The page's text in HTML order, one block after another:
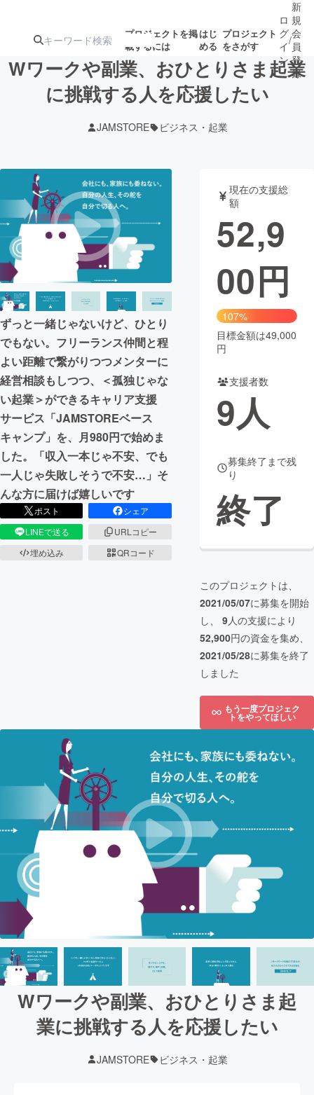
プロジェクトを掲
載するには
はじ
める
プロジェクト
をさがす
ジェクト
募集終了が近いプ
ロジェクト
アート・写真 音楽
テクノロジー・ガジェット ゲーム・
映像・映画 書籍・雑誌
ビジネス・起業 チャレンジ
まちづくり・地域活性化
CAMPFIRE for Social Good
CAMPFIRE Creation
CAMPFIREふるさと納税
コミュニティ
ロ
グ
イ
ン
/
新
規
会
員
登
録
Wワークや副業、おひとりさま起業
に挑戦する人を応援したい
JAMSTORE ビジネス・起業
ずっと一緒じゃないけど、ひとり
でもない。フリーランス仲間と程
よい距離で繋がりつつメンターに
経営相談もしつつ、＜孤独じゃな
い起業＞ができるキャリア支援
サービス「JAMSTOREベース
キャンプ」を、月980円で始めま
した。「収入一本じゃ不安、でも
一人じゃ失敗しそうで不安…」そ
んな方に届けば嬉しいです
ポスト
シェア
LINEで送る
URLコピー
埋め込み
QRコード
現在の支援総
額
52,9
00円
107%
目標金額は49,000
円
支援者数
9人
募集終了まで残
り
終了
このプロジェクトは、
2021/05/07に募集を開始
し、 9人の支援により
52,900円の資金を集め、
2021/05/28に募集を終了
しました
もう一度プロジェク
トをやってほしい
Wワークや副業、おひとりさま起
業に挑戦する人を応援したい
JAMSTORE ビジネス・起業